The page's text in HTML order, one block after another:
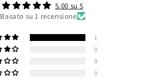
5.00 su 5
Basato su 1 recensione
1
0
0
0